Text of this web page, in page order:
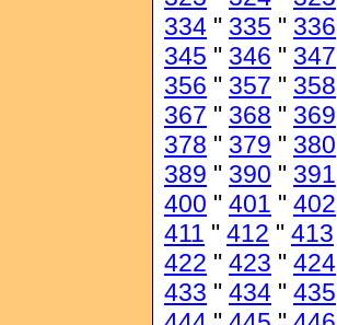
334 " 335 " 336
345 " 346 " 347
356 " 357 " 358
367 " 368 " 369
378 " 379 " 380
389 " 390 " 391
400 " 401 " 402
411 " 412 " 413
422 " 423 " 424
433 " 434 " 435